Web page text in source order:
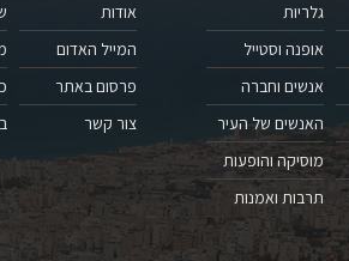
גלריות
אופנה וסטייל
אנשים וחברה
האנשים של העיר
מוסיקה והופעות
תרבות ואמנות
אודות
המייל האדום
פרסום באתר
צור קשר